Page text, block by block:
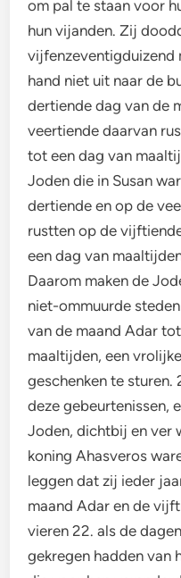
om pal te staan voor
hun vijanden. Zij
vijfenzeventigduizend
hand niet uit naar de
dertiende dag van de
veertiende daarvan
tot een dag van
Joden die in Susan
dertiende en op de
rustten op de
een dag van
Daarom maken de
niet-ommuurde
van de maand Adar
maaltijden, een
geschenken te
deze gebeurtenissen,
Joden, dichtbij en ver
koning Ahasveros
leggen dat zij ieder
maand Adar en de
vieren 22. als de
gekregen hadden van